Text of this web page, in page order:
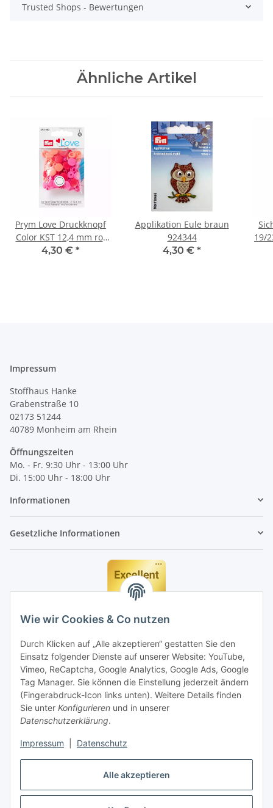
Alle akzeptieren
Wie wir Cookies & Co nutzen
Durch Klicken auf „Alle akzeptieren“ gestatten Sie den
Einsatz folgender Dienste auf unserer Website: YouTube,
Vimeo, ReCaptcha, Google Analytics, Google Ads, Google
Tag Manager. Sie können die Einstellung jederzeit ändern
(Fingerabdruck-Icon links unten). Weitere Details finden
Sie unter Konfigurieren und in unserer
Datenschutzerklärung.
Impressum Datenschutz
Trusted Shops - Bewertungen
Ähnliche Artikel
Prym Love Druckknopf
Color KST 12,4 mm rot
393002
4,30 € *
Applikation Eule braun
924344
4,30 € *
19/
Impressum
Stoffhaus Hanke
Grabenstraße 10
02173 51244
40789 Monheim am Rhein
Öffnungszeiten
Mo. - Fr. 9:30 Uhr - 13:00 Uhr
Di. 15:00 Uhr - 18:00 Uhr
Informationen
Gesetzliche Informationen